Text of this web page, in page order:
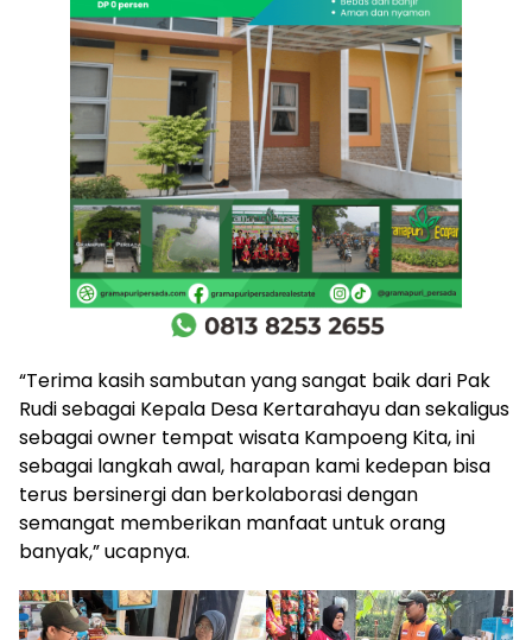
“Terima kasih sambutan yang sangat baik dari Pak
Rudi sebagai Kepala Desa Kertarahayu dan sekaligus
sebagai owner tempat wisata Kampoeng Kita, ini
sebagai langkah awal, harapan kami kedepan bisa
terus bersinergi dan berkolaborasi dengan
semangat memberikan manfaat untuk orang
banyak,” ucapnya.